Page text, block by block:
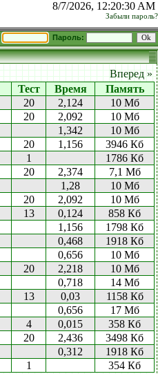
8/7/2026, 12:20:30 AM
Забыли пароль?
Пароль:
Вперед »
Тест Время
Память
20 2,124
10 Мб
20 2,092
10 Мб
1,342
10 Мб
20 1,156
3946 Кб
1
1786 Кб
20 2,374
7,1 Мб
1,28
10 Мб
20 2,092
10 Мб
13 0,124
858 Кб
1,156
1798 Кб
0,468
1918 Кб
0,656
10 Мб
20 2,218
10 Мб
0,718
14 Мб
13 0,03
1158 Кб
0,656
17 Мб
4 0,015
358 Кб
20 2,436
3498 Кб
0,312
1918 Кб
1
354 Кб